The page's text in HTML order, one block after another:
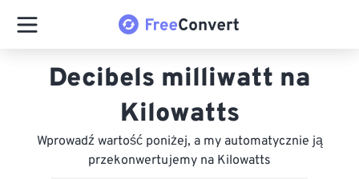
Decibels milliwatt na
Kilowatts
Wprowadź wartość poniżej, a my automatycznie ją
przekonwertujemy na Kilowatts